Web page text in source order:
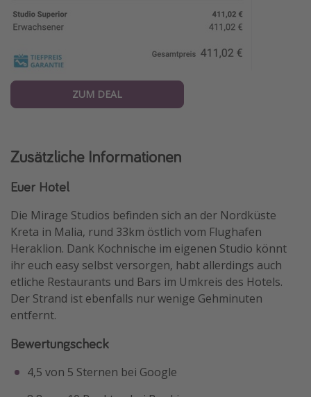
ZUM DEAL
Zusätzliche Informationen
Euer Hotel
Die Mirage Studios befinden sich an der Nordküste
Kreta in Malia, rund 33km östlich vom Flughafen
Heraklion. Dank Kochnische im eigenen Studio könnt
ihr euch easy selbst versorgen, habt allerdings auch
etliche Restaurants und Bars im Umkreis des Hotels.
Der Strand ist ebenfalls nur wenige Gehminuten
entfernt.
Bewertungscheck
4,5 von 5 Sternen bei Google